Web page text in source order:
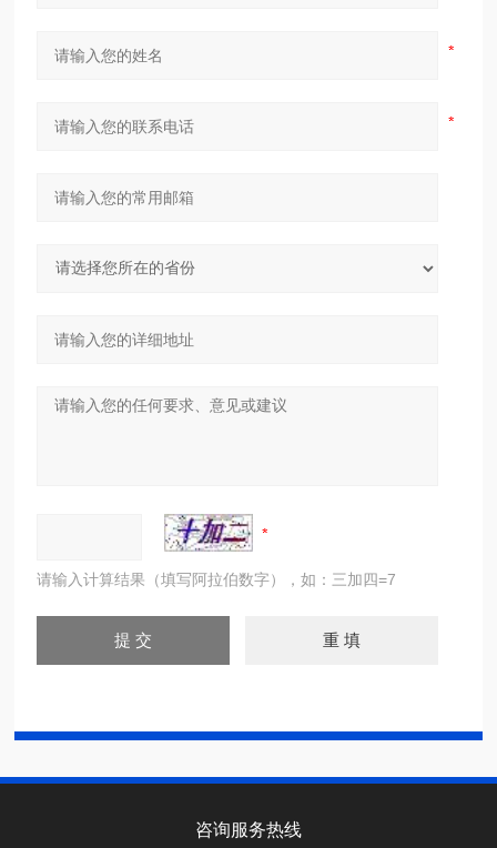
请输入计算结果（填写阿拉伯数字），如：三加四=7
咨询服务热线